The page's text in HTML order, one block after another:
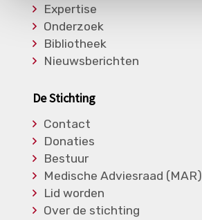
Expertise
Onderzoek
Bibliotheek
Nieuwsberichten
De Stichting
Contact
Donaties
Bestuur
Medische Adviesraad (MAR)
Lid worden
Over de stichting